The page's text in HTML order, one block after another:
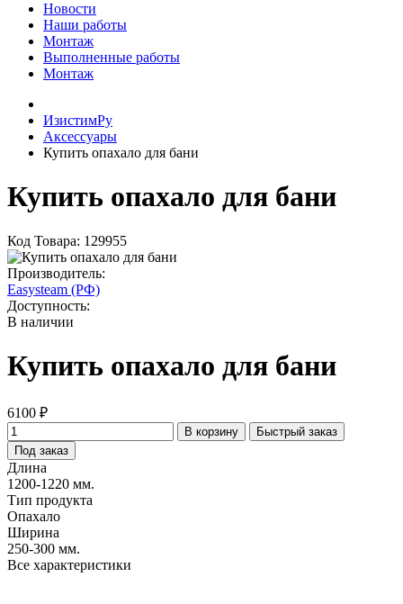
Новости
Наши работы
Монтаж
Выполненные работы
Монтаж
ИзистимРу
Аксессуары
Купить опахало для бани
Купить опахало для бани
Код Товара: 129955
Производитель:
Easysteam (РФ)
Доступность:
В наличии
Купить опахало для бани
6100 ₽
В корзину
Быстрый заказ
Под заказ
Длина
1200-1220 мм.
Тип продукта
Опахало
Ширина
250-300 мм.
Все характеристики